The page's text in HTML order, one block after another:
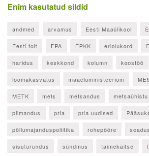
Enim kasutatud sildid
andmed arvamus Eesti Maaülikool
Eesti toit EPA EPKK eriolukord
haridus keskkond kolumn koostöö
loomakasvatus maaeluministeerium
METK mets metsandus metsaühistu
piimandus pria pria uudised
põllumajanduspoliitika rohepööre seadus
sisuturundus sündmus taimekaitse